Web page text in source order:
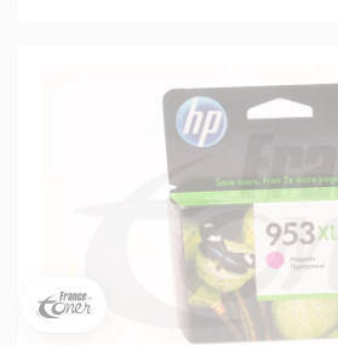
5€ offerts sur votre
commande !
5€
Inscrivez-vous à notre newsletter,
bénéficiez immédiatementd’une
commande * !